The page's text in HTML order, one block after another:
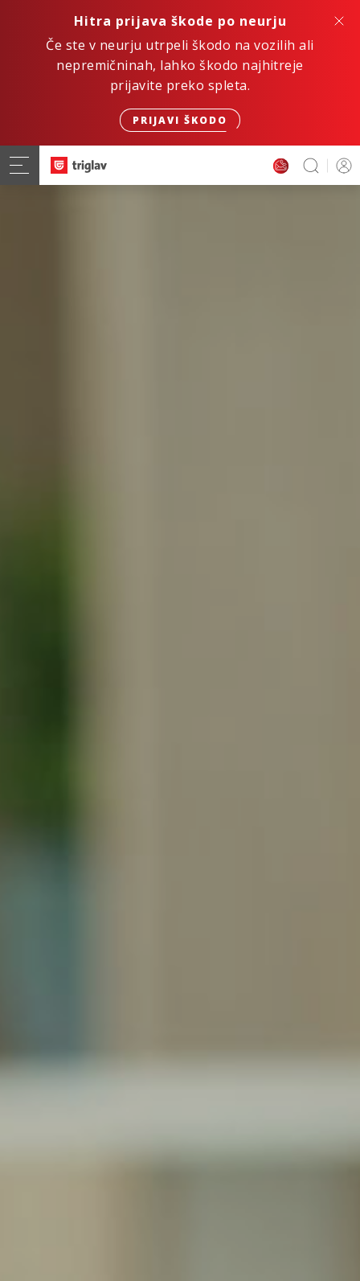
Hitra prijava škode po neurju
Če ste v neurju utrpeli škodo na vozilih ali
nepremičninah, lahko škodo najhitreje
prijavite preko spleta.
PRIJAVI ŠKODO